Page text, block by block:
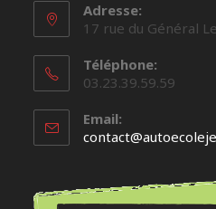
Adresse:
17 rue du Général
Téléphone:
03.23.39.59.59
Email: